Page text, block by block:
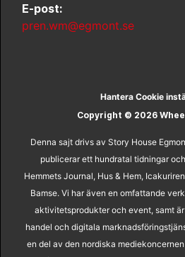
E-post:
pren.wm@egmont.se
Hantera Cookie
Copyright © 2026
Denna sajt drivs av Story House
publicerar ett hundratal tidningar
Hemmets Journal, Hus & Hem,
Bamse. Vi har även en omfattande
aktivitetsprodukter och event, samt
handel och digitala
en del av den nordiska